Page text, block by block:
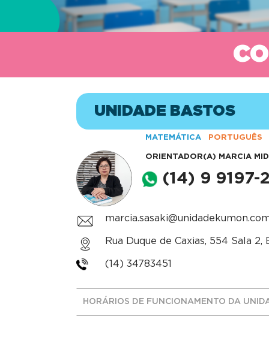
UNIDADE BASTOS
MATEMÁTICA PORTUGUÊS
ORIENTADOR(A) MARCIA
(14) 9 9197-
Rua Duque de Caxias, 554 Sala 2,
(14) 34783451
HORÁRIOS DE FUNCIONAMENTO DA